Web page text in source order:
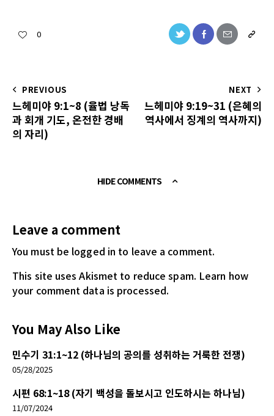
0
PREVIOUS
느헤미야 9:1~8 (율법 낭독
과 회개 기도, 온전한 경배
의 자리)
NEXT
느헤미야 9:19~31 (은혜의
역사에서 징계의 역사까지)
HIDE COMMENTS
Leave a comment
You must be logged in to leave a comment.
This site uses Akismet to reduce spam. Learn how
your comment data is processed.
You May Also Like
민수기 31:1~12 (하나님의 공의를 성취하는 거룩한 전쟁)
05/28/2025
시편 68:1~18 (자기 백성을 돌보시고 인도하시는 하나님)
11/07/2024